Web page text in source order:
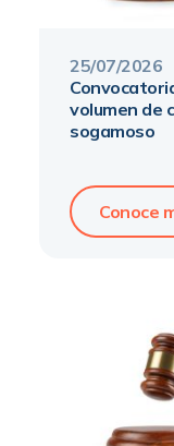
25/07/2026
convocatoria remate
volumen de
sogamoso
Conoce